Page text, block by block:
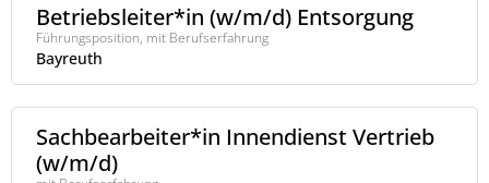
Betriebsleiter*in (w/m/d) Entsorgung
Führungsposition, mit Berufserfahrung
Bayreuth
Sachbearbeiter*in Innendienst Vertrieb
(w/m/d)